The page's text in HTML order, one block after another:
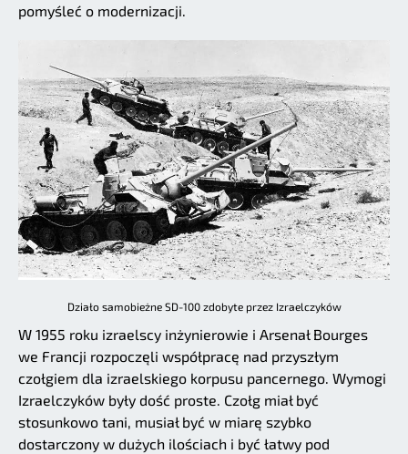
pomyśleć o modernizacji.
Działo samobieżne SD-100 zdobyte przez Izraelczyków
W 1955 roku izraelscy inżynierowie i Arsenał Bourges
we Francji rozpoczęli współpracę nad przyszłym
czołgiem dla izraelskiego korpusu pancernego. Wymogi
Izraelczyków były dość proste. Czołg miał być
stosunkowo tani, musiał być w miarę szybko
dostarczony w dużych ilościach i być łatwy pod